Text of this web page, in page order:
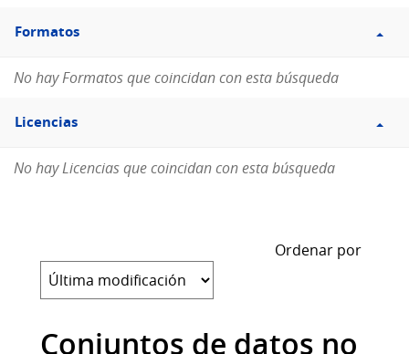
Filtro
Formatos
Formatos
No hay Formatos que coincidan con esta búsqueda
Filtro
Licencias
Licencias
No hay Licencias que coincidan con esta búsqueda
Ordenar por
Conjuntos de datos no